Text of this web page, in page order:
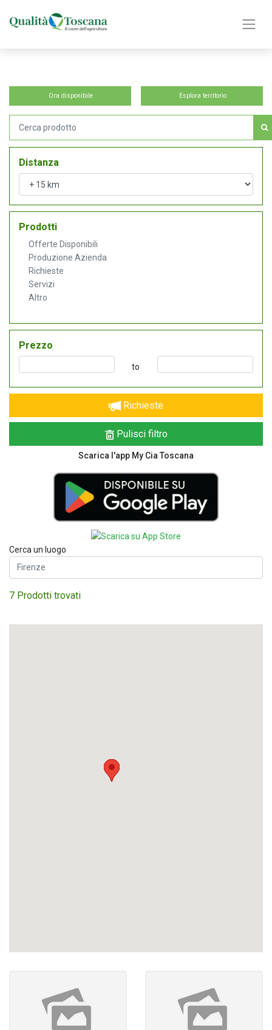
Ora disponibile Esplora territorio
Distanza
Prodotti
Offerte Disponibili
Produzione Azienda
Richieste
Servizi
Altro
Prezzo
to
Richieste
Pulisci filtro
Scarica l'app My Cia Toscana
Cerca un luogo
7 Prodotti trovati